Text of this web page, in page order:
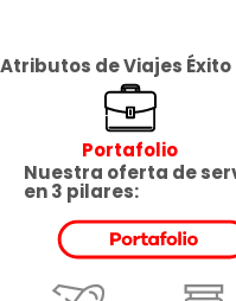
Atributos de Viajes Éxito
Portafolio
Nuestra oferta de
en 3 pilares: